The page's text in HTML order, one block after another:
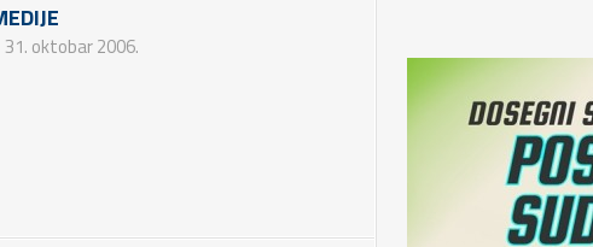
31. oktobar 2006.